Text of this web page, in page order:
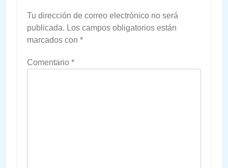
Tu dirección de correo electrónico no será
publicada. Los campos obligatorios están
marcados con *
Comentario *